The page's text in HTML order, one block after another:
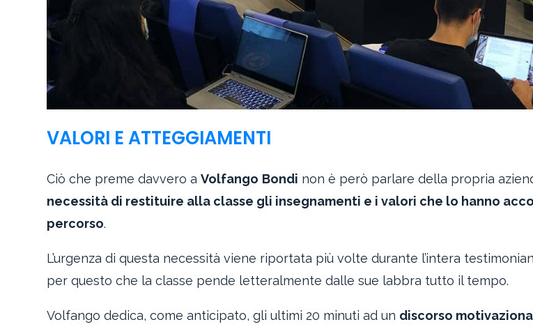
VALORI E ATTEGGIAMENTI
Ciò che preme davvero aVolfango Bondi non è però parlare della propria
necessità di restituire alla classe gli insegnamenti e i valori che lo hanno
percorso.
L’urgenza di questa necessità viene riportata più volte durante l’intera
per questo che la classe pende letteralmente dalle sue labbra tutto il tempo.
Volfango dedica, come anticipato, gli ultimi 20 minuti ad un discorso